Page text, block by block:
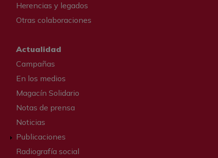
Herencias y legados
Otras colaboraciones
Actualidad
Campañas
En los medios
Magacín Solidario
Notas de prensa
Noticias
Publicaciones
Radiografía social